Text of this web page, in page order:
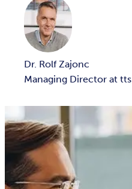
Dr. Rolf Zajonc
Managing Director at tts